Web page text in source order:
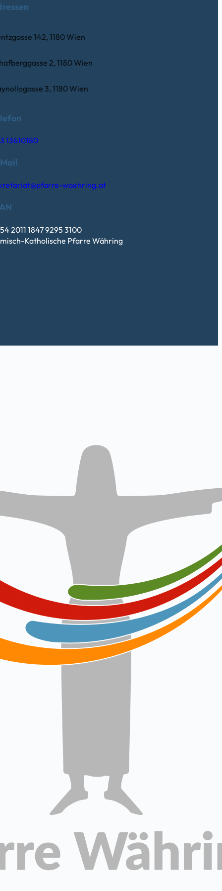
142, 1180 Wien
2, 1180 Wien
3, 1180 Wien
13610180
waehring.at
2011 1847 9295 3100
Katholische Pfarre Währing